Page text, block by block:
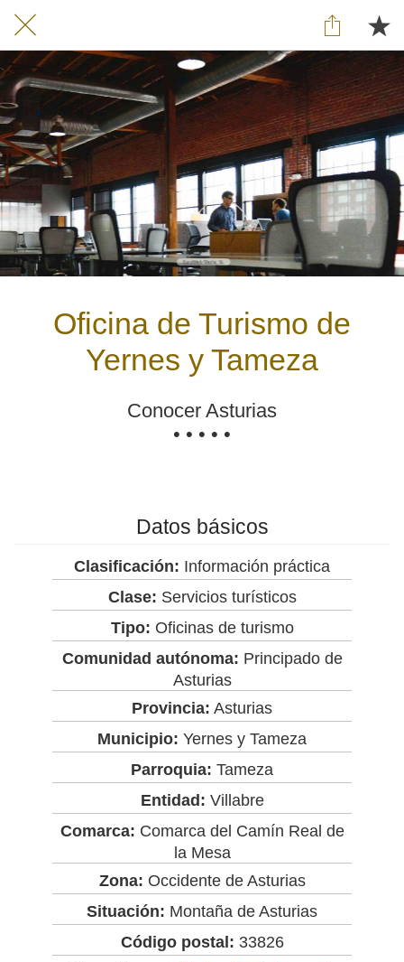
Oficina de Turismo de
Yernes y Tameza
Conocer Asturias
• • • • •
Datos básicos
Clasificación: Información práctica
Clase: Servicios turísticos
Tipo: Oficinas de turismo
Comunidad autónoma: Principado de
Asturias
Provincia: Asturias
Municipio: Yernes y Tameza
Parroquia: Tameza
Entidad: Villabre
Comarca: Comarca del Camín Real de
la Mesa
Zona: Occidente de Asturias
Situación: Montaña de Asturias
Código postal: 33826